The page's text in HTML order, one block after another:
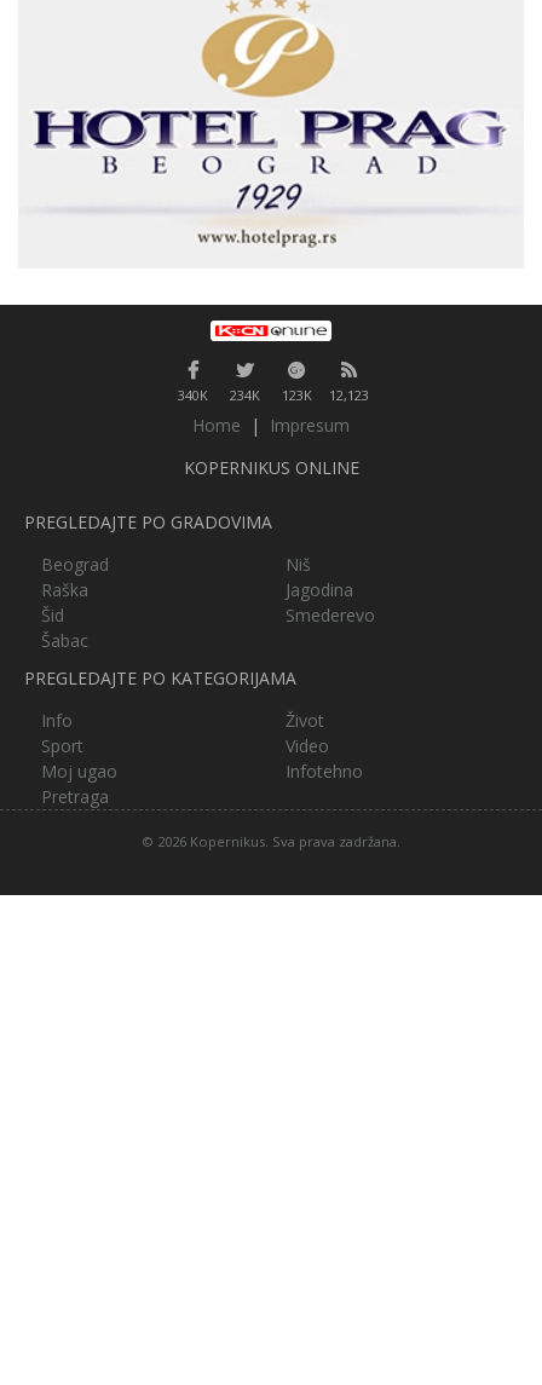
340K 234K 123K 12,123
Home |
Impresum
KOPERNIKUS ONLINE
PREGLEDAJTE PO GRADOVIMA
Beograd
Niš
Raška
Jagodina
Šid
Smederevo
Šabac
PREGLEDAJTE PO KATEGORIJAMA
Info
Život
Sport
Video
Moj ugao
Infotehno
Pretraga
© 2026 Kopernikus. Sva prava zadržana.